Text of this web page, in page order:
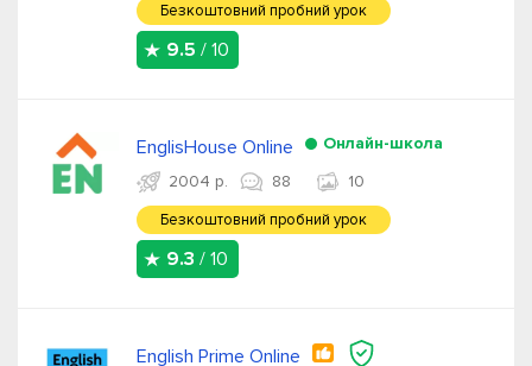
Безкоштовний пробний урок
9.5 / 10
EnglisHouse Online
Онлайн-школа
2004 р.
88 10
Безкоштовний пробний урок
9.3 / 10
English Prime Online